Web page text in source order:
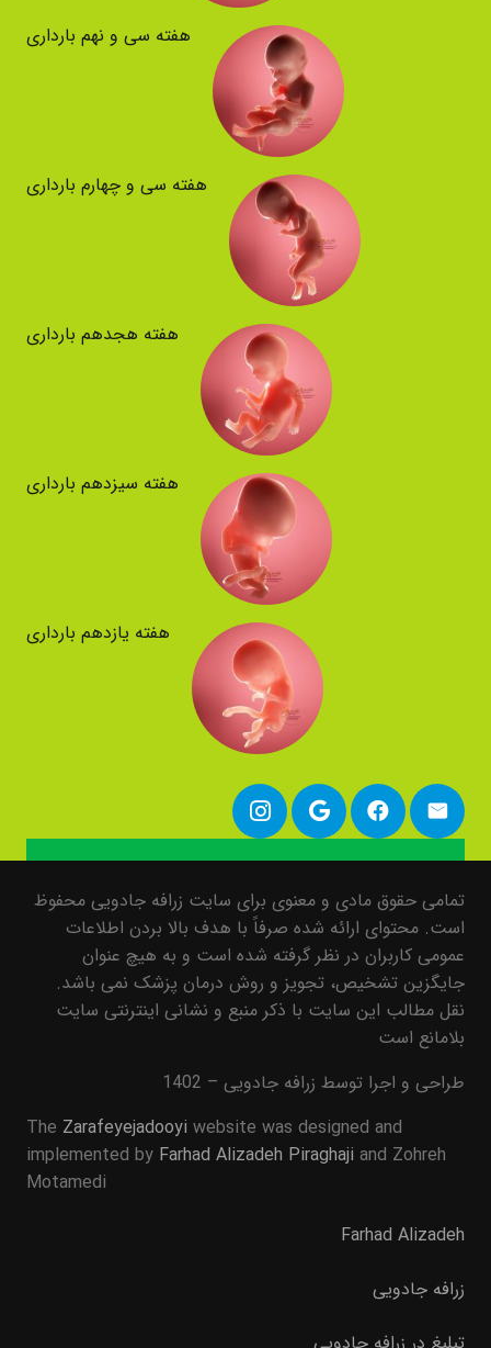
هفته سی و نهم بارداری
هفته سی و چهارم بارداری
هفته هجدهم بارداری
هفته سیزدهم بارداری
هفته یازدهم بارداری
تمامی حقوق مادی و معنوی برای سایت زرافه جادویی محفوظ
است. محتوای ارائه شده صرفاً با هدف بالا بردن اطلاعات
عمومی کاربران در نظر گرفته شده است و به هیچ عنوان
جایگزین تشخیص، تجویز و روش درمان پزشک نمی باشد.
نقل مطالب این سایت با ذکر منبع و نشانی اینترنتی سایت
بلامانع است
طراحی و اجرا توسط زرافه جادویی – 1402
The Zarafeyejadooyi website was designed and
implemented by Farhad Alizadeh Piraghaji and Zohreh
Motamedi
Farhad Alizadeh
زرافه جادویی